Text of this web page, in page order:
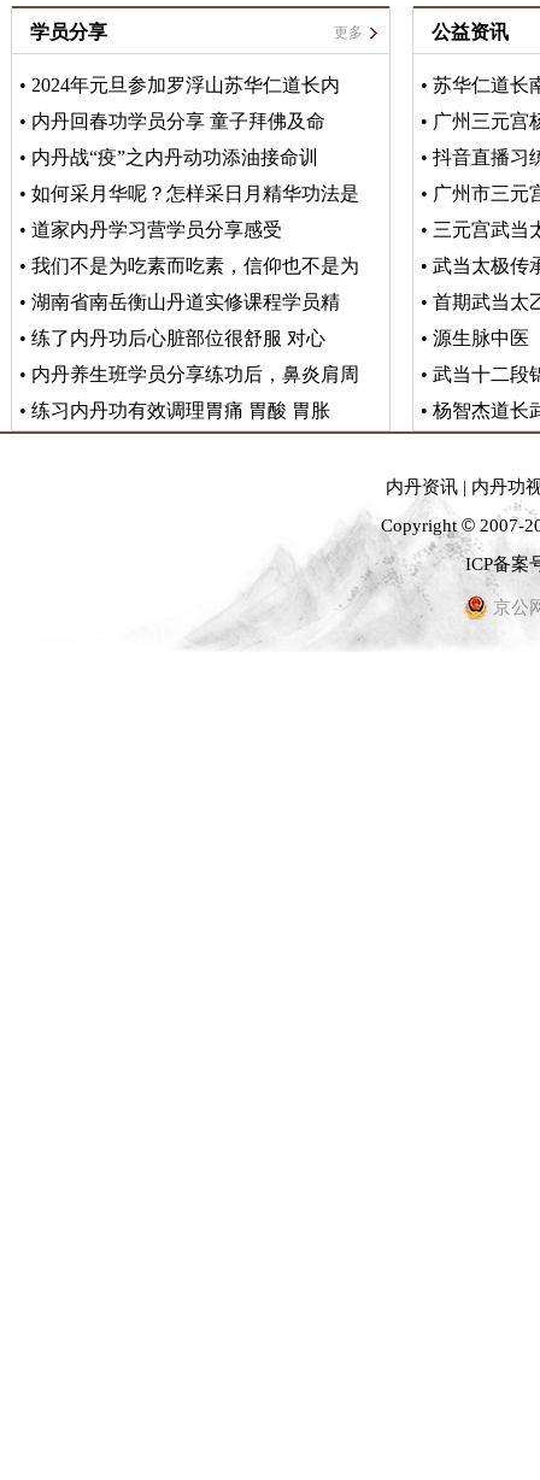
学员分享 更多
• 2024年元旦参加罗浮山苏华仁道长内
• 内丹回春功学员分享 童子拜佛及命
• 内丹战“疫”之内丹动功添油接命训
•如何采月华呢？怎样采日月精华功法是
•道家内丹学习营学员分享感受
•我们不是为吃素而吃素，信仰也不是为
•湖南省南岳衡山丹道实修课程学员精
•练了内丹功后心脏部位很舒服 对心
• 内丹养生班学员分享练功后，鼻炎肩周
•练习内丹功有效调理胃痛 胃酸 胃胀
公益资讯
•苏华仁道长
• 广州三元宫
•抖音直播习
• 广州市三元
• 三元宫武当
•武当太极传
•首期武当
•源生脉中医
•武当十二段
•杨智杰道长
内丹资讯 | 内丹功
Copyright© 2007-
ICP备案
京公